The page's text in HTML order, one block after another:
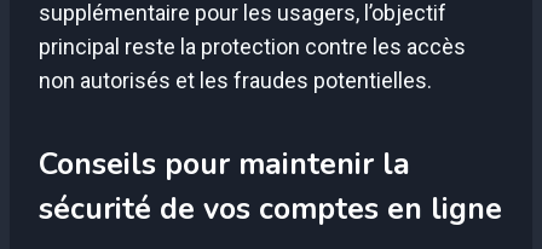
supplémentaire pour les usagers, l’objectif
principal reste la protection contre les accès
non autorisés et les fraudes potentielles.
Conseils pour maintenir la
sécurité de vos comptes en ligne